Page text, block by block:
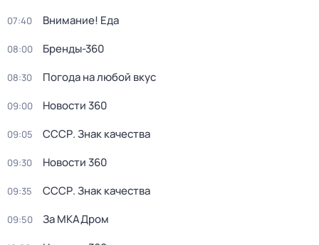
07:40 Внимание! Еда
08:00 Бренды-360
08:30 Погода на любой вкус
09:00 Новости 360
09:05 СССР. Знак качества
09:30 Новости 360
09:35 СССР. Знак качества
09:50 За МКАДром